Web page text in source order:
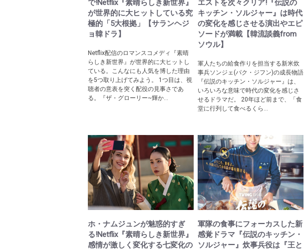
で!Netflix『素晴らしき新世界』
が世界的に大ヒットしている究
極的「5大根拠」【サランヘジ
ョ韓ドラ】
Netflix配信のロマンスコメディ『素晴
らしき新世界』が世界的に大ヒットし
ている。こんなにも人気を博した理由
を5つ取り上げてみよう。 1つ目は、視
聴者の意表を突く配役の見事さであ
る。『ザ・グローリー~輝か...
エストを次々クリア!『伝説の
キッチン・ソルジャー』は時代
の変化を感じさせる演出やエピ
ソードが満載【韓流談義from
ソウル】
軍人たちの給食作りを担当する新米炊
事兵ソンジェ(パク・ジフン)の成長物語
『伝説のキッチン・ソルジャー』は、
いろいろな意味で時代の変化を感じさ
せるドラマだ。 20年ほど前まで、「食
堂に行列して食べるくら...
ホ・ナムジュンが魅惑的すぎ
る!Netflix『素晴らしき新世界』
感情が激しく変化する七変化の
軍隊の食事にフォーカスした新
感覚ドラマ『伝説のキッチン・
ソルジャー』炊事兵役は『王と